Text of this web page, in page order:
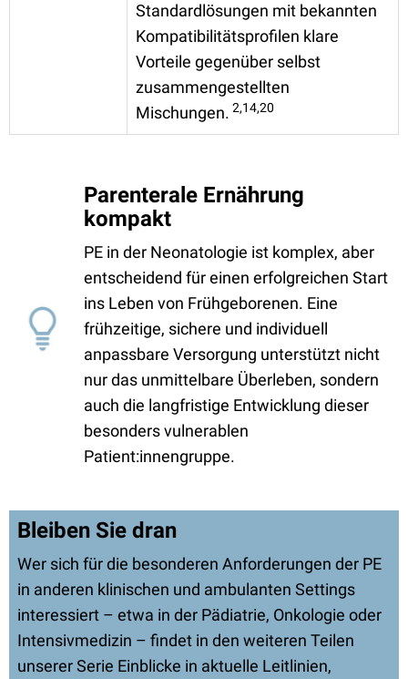
Standardlösungen mit bekannten
Kompatibilitätsprofilen klare
Vorteile gegenüber selbst
zusammengestellten
Mischungen. 2,14,20
Parenterale Ernährung
kompakt
PE in der Neonatologie ist komplex, aber
entscheidend für einen erfolgreichen Start
ins Leben von Frühgeborenen. Eine
frühzeitige, sichere und individuell
anpassbare Versorgung unterstützt nicht
nur das unmittelbare Überleben, sondern
auch die langfristige Entwicklung dieser
besonders vulnerablen
Patient:innengruppe.
Bleiben Sie dran
Wer sich für die besonderen Anforderungen der PE
in anderen klinischen und ambulanten Settings
interessiert – etwa in der Pädiatrie, Onkologie oder
Intensivmedizin – findet in den weiteren Teilen
unserer Serie Einblicke in aktuelle Leitlinien,